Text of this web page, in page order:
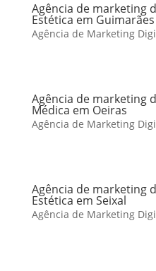
Agência de marketing
Estética em Guimarães
Agência de Marketing
Agência de marketing
Médica em Oeiras
Agência de Marketing
Agência de marketing
Estética em Seixal
Agência de Marketing